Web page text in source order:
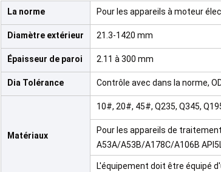
La norme Pour les appareils à moteur
Diamètre extérieur 21.3-1420 mm
Épaisseur de paroi 2.11 à 300 mm
Dia Tolérance Contrôle avec dans la norme,
Matériaux
10#, 20#, 45#, Q235, Q345,
Pour les appareils de
A53A/A53B/A178C/A106B
L'équipement doit être équipé